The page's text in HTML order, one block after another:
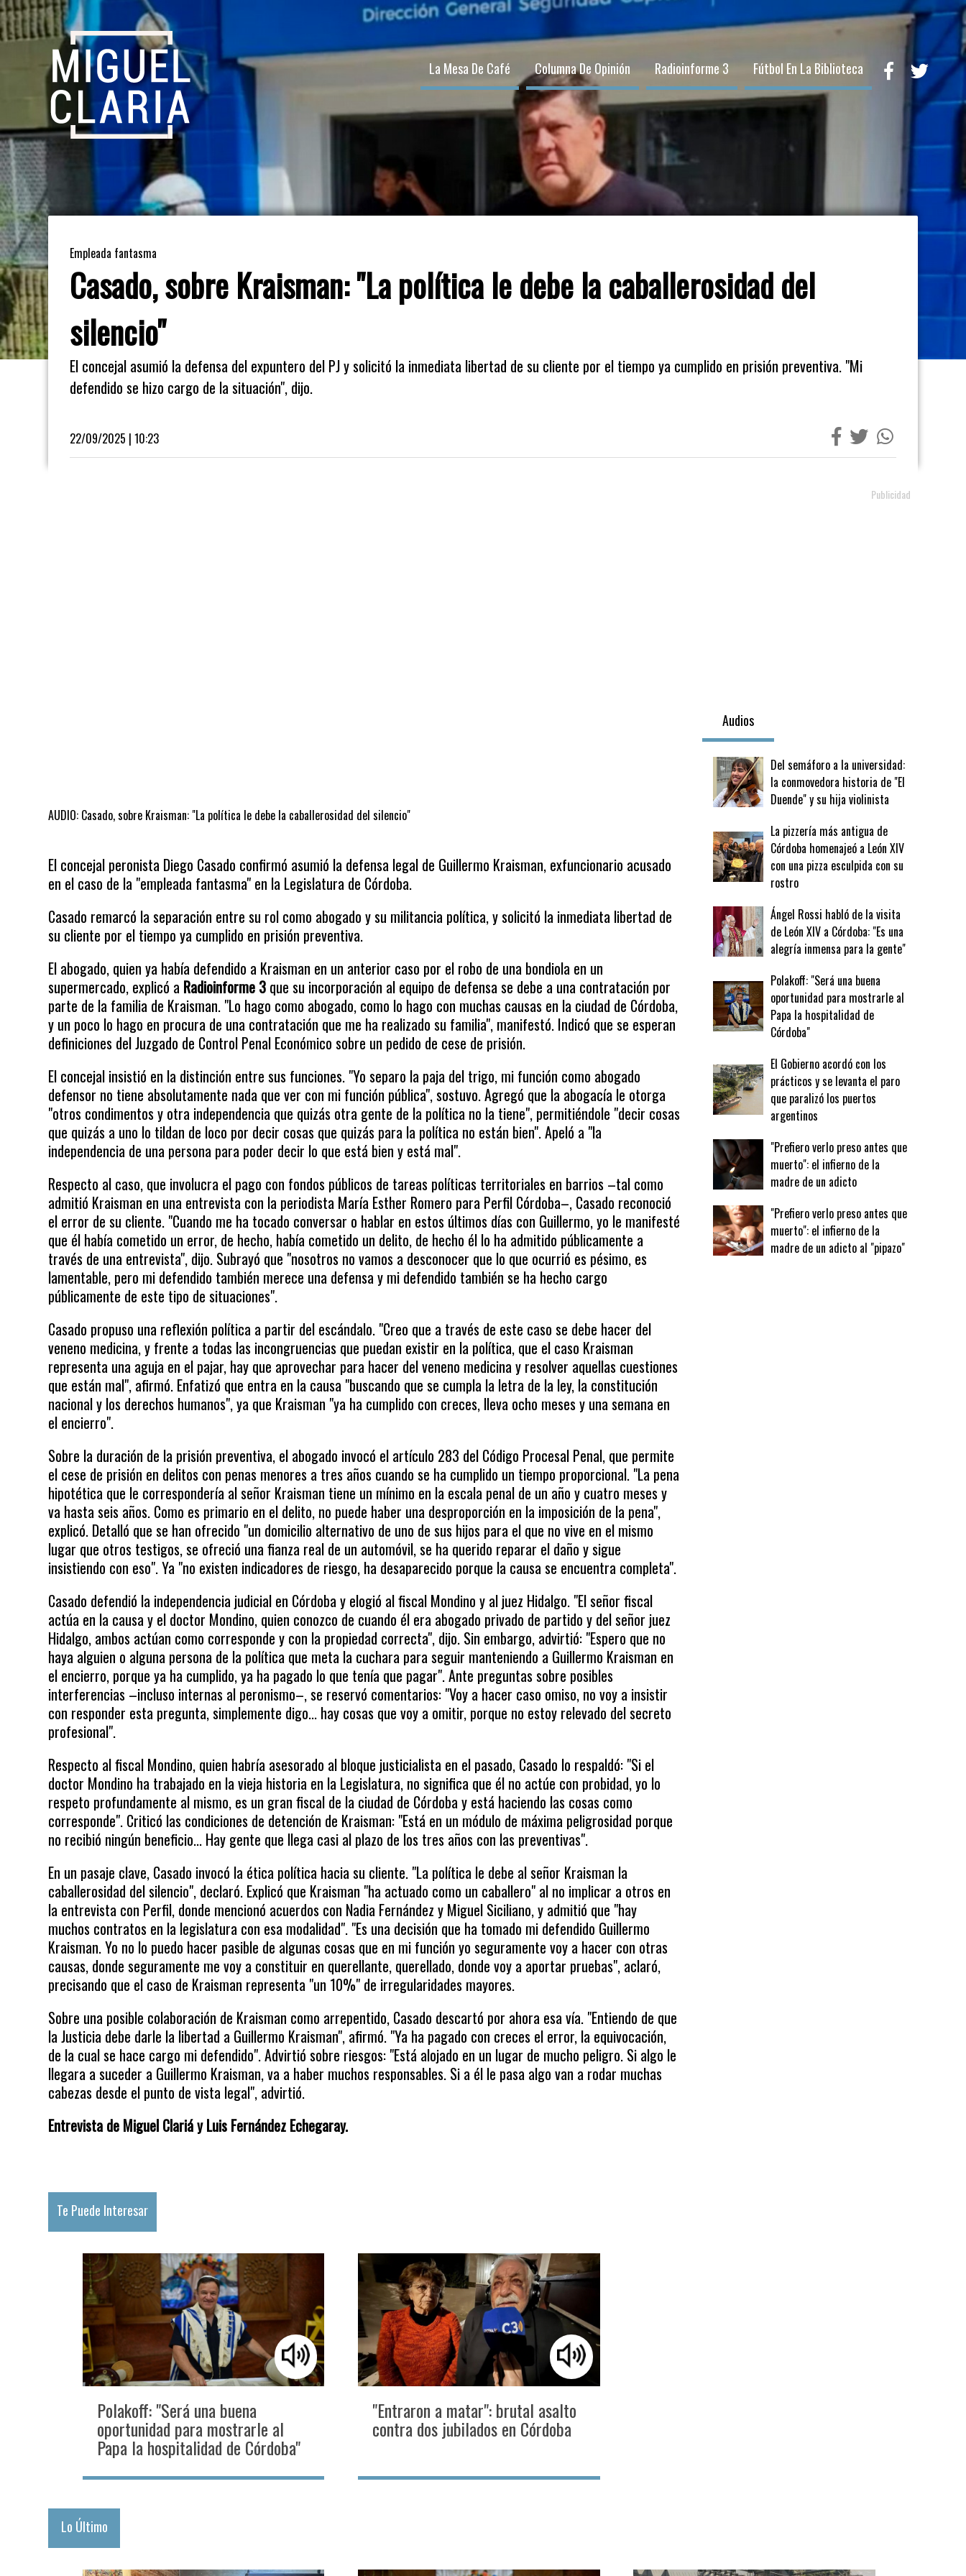
La Mesa De Café Columna De Opinión Radioinforme 3 Fútbol En La Biblioteca
Empleada fantasma
Casado, sobre Kraisman: "La política le debe la caballerosidad del
silencio"
El concejal asumió la defensa del expuntero del PJ y solicitó la inmediata libertad de su cliente por el tiempo ya cumplido en prisión preventiva. "Mi
defendido se hizo cargo de la situación", dijo.
22/09/2025 | 10:23
AUDIO: Casado, sobre Kraisman: "La política le debe la caballerosidad del silencio"
El concejal peronista Diego Casado confirmó asumió la defensa legal de Guillermo Kraisman, exfuncionario acusado
en el caso de la "empleada fantasma" en la Legislatura de Córdoba.
Casado remarcó la separación entre su rol como abogado y su militancia política, y solicitó la inmediata libertad de
su cliente por el tiempo ya cumplido en prisión preventiva.
El abogado, quien ya había defendido a Kraisman en un anterior caso por el robo de una bondiola en un
supermercado, explicó a Radioinforme 3 que su incorporación al equipo de defensa se debe a una contratación por
parte de la familia de Kraisman. "Lo hago como abogado, como lo hago con muchas causas en la ciudad de Córdoba,
y un poco lo hago en procura de una contratación que me ha realizado su familia", manifestó. Indicó que se esperan
definiciones del Juzgado de Control Penal Económico sobre un pedido de cese de prisión.
El concejal insistió en la distinción entre sus funciones. "Yo separo la paja del trigo, mi función como abogado
defensor no tiene absolutamente nada que ver con mi función pública", sostuvo. Agregó que la abogacía le otorga
"otros condimentos y otra independencia que quizás otra gente de la política no la tiene", permitiéndole "decir cosas
que quizás a uno lo tildan de loco por decir cosas que quizás para la política no están bien". Apeló a "la
independencia de una persona para poder decir lo que está bien y está mal".
Respecto al caso, que involucra el pago con fondos públicos de tareas políticas territoriales en barrios –tal como
admitió Kraisman en una entrevista con la periodista María Esther Romero para Perfil Córdoba–, Casado reconoció
el error de su cliente. "Cuando me ha tocado conversar o hablar en estos últimos días con Guillermo, yo le manifesté
que él había cometido un error, de hecho, había cometido un delito, de hecho él lo ha admitido públicamente a
través de una entrevista", dijo. Subrayó que "nosotros no vamos a desconocer que lo que ocurrió es pésimo, es
lamentable, pero mi defendido también merece una defensa y mi defendido también se ha hecho cargo
públicamente de este tipo de situaciones".
Casado propuso una reflexión política a partir del escándalo. "Creo que a través de este caso se debe hacer del
veneno medicina, y frente a todas las incongruencias que puedan existir en la política, que el caso Kraisman
representa una aguja en el pajar, hay que aprovechar para hacer del veneno medicina y resolver aquellas cuestiones
que están mal", afirmó. Enfatizó que entra en la causa "buscando que se cumpla la letra de la ley, la constitución
nacional y los derechos humanos", ya que Kraisman "ya ha cumplido con creces, lleva ocho meses y una semana en
el encierro".
Sobre la duración de la prisión preventiva, el abogado invocó el artículo 283 del Código Procesal Penal, que permite
el cese de prisión en delitos con penas menores a tres años cuando se ha cumplido un tiempo proporcional. "La pena
hipotética que le correspondería al señor Kraisman tiene un mínimo en la escala penal de un año y cuatro meses y
va hasta seis años. Como es primario en el delito, no puede haber una desproporción en la imposición de la pena",
explicó. Detalló que se han ofrecido "un domicilio alternativo de uno de sus hijos para el que no vive en el mismo
lugar que otros testigos, se ofreció una fianza real de un automóvil, se ha querido reparar el daño y sigue
insistiendo con eso". Ya "no existen indicadores de riesgo, ha desaparecido porque la causa se encuentra completa".
Casado defendió la independencia judicial en Córdoba y elogió al fiscal Mondino y al juez Hidalgo. "El señor fiscal
actúa en la causa y el doctor Mondino, quien conozco de cuando él era abogado privado de partido y del señor juez
Hidalgo, ambos actúan como corresponde y con la propiedad correcta", dijo. Sin embargo, advirtió: "Espero que no
haya alguien o alguna persona de la política que meta la cuchara para seguir manteniendo a Guillermo Kraisman en
el encierro, porque ya ha cumplido, ya ha pagado lo que tenía que pagar". Ante preguntas sobre posibles
interferencias –incluso internas al peronismo–, se reservó comentarios: "Voy a hacer caso omiso, no voy a insistir
con responder esta pregunta, simplemente digo... hay cosas que voy a omitir, porque no estoy relevado del secreto
profesional".
Respecto al fiscal Mondino, quien habría asesorado al bloque justicialista en el pasado, Casado lo respaldó: "Si el
doctor Mondino ha trabajado en la vieja historia en la Legislatura, no significa que él no actúe con probidad, yo lo
respeto profundamente al mismo, es un gran fiscal de la ciudad de Córdoba y está haciendo las cosas como
corresponde". Criticó las condiciones de detención de Kraisman: "Está en un módulo de máxima peligrosidad porque
no recibió ningún beneficio... Hay gente que llega casi al plazo de los tres años con las preventivas".
En un pasaje clave, Casado invocó la ética política hacia su cliente. "La política le debe al señor Kraisman la
caballerosidad del silencio", declaró. Explicó que Kraisman "ha actuado como un caballero" al no implicar a otros en
la entrevista con Perfil, donde mencionó acuerdos con Nadia Fernández y Miguel Siciliano, y admitió que "hay
muchos contratos en la legislatura con esa modalidad". "Es una decisión que ha tomado mi defendido Guillermo
Kraisman. Yo no lo puedo hacer pasible de algunas cosas que en mi función yo seguramente voy a hacer con otras
causas, donde seguramente me voy a constituir en querellante, querellado, donde voy a aportar pruebas", aclaró,
precisando que el caso de Kraisman representa "un 10%" de irregularidades mayores.
Sobre una posible colaboración de Kraisman como arrepentido, Casado descartó por ahora esa vía. "Entiendo de que
la Justicia debe darle la libertad a Guillermo Kraisman", afirmó. "Ya ha pagado con creces el error, la equivocación,
de la cual se hace cargo mi defendido". Advirtió sobre riesgos: "Está alojado en un lugar de mucho peligro. Si algo le
llegara a suceder a Guillermo Kraisman, va a haber muchos responsables. Si a él le pasa algo van a rodar muchas
cabezas desde el punto de vista legal", advirtió.
Entrevista de Miguel Clariá y Luis Fernández Echegaray.
Audios
Del semáforo a la universidad:
la conmovedora historia de "El
Duende" y su hija violinista
La pizzería más antigua de
Córdoba homenajeó a León XIV
con una pizza esculpida con su
rostro
Ángel Rossi habló de la visita
de León XIV a Córdoba: "Es una
alegría inmensa para la gente"
Polakoff: "Será una buena
oportunidad para mostrarle al
Papa la hospitalidad de
Córdoba"
El Gobierno acordó con los
prácticos y se levanta el paro
que paralizó los puertos
argentinos
"Prefiero verlo preso antes que
muerto": el infierno de la
madre de un adicto
"Prefiero verlo preso antes que
muerto": el infierno de la
madre de un adicto al "pipazo"
Te Puede Interesar
Polakoff: "Será una buena
oportunidad para mostrarle al
Papa la hospitalidad de Córdoba"
"Entraron a matar": brutal asalto
contra dos jubilados en Córdoba
Lo Último